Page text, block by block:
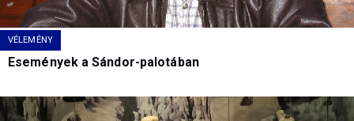
VÉLEMÉNY
Események a Sándor-palotában